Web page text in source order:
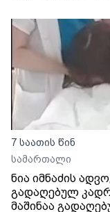
7 საათის წინ
სამართალი
ნია იმნაძის
გადაღებულ
მაშინაა